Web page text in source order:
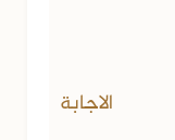
الاجابة